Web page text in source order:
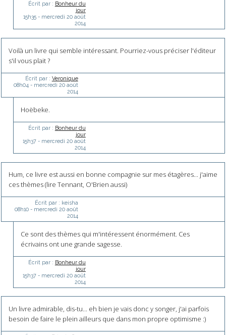
Écrit par : Bonheur du
jour
15h35- mercredi 20 août
2014
Voilà un livre qui semble intéressant. Pourriez-vous préciser l'éditeur
s'il vous plait ?
Écrit par : Veronique
08h04- mercredi 20 août
2014
Hoëbeke.
Écrit par : Bonheur du
jour
15h37- mercredi 20 août
2014
Hum, ce livre est aussi en bonne compagnie sur mes étagères... j'aime
ces thèmes (lire Tennant, O'Brien aussi)
Écrit par : keisha
08h10- mercredi 20 août
2014
Ce sont des thèmes qui m'intéressent énormément. Ces
écrivains ont une grande sagesse.
Écrit par : Bonheur du
jour
15h37- mercredi 20 août
2014
Un livre admirable, dis-tu... eh bien je vais donc y songer, j'ai parfois
besoin de faire le plein ailleurs que dans mon propre optimisme :)